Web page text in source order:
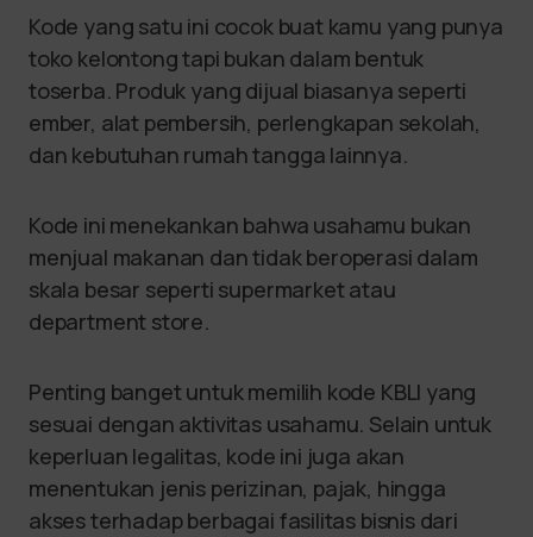
Kode yang satu ini cocok buat kamu yang punya
toko kelontong tapi bukan dalam bentuk
toserba. Produk yang dijual biasanya seperti
ember, alat pembersih, perlengkapan sekolah,
dan kebutuhan rumah tangga lainnya.
Kode ini menekankan bahwa usahamu bukan
menjual makanan dan tidak beroperasi dalam
skala besar seperti supermarket atau
department store.
Penting banget untuk memilih kode KBLI yang
sesuai dengan aktivitas usahamu. Selain untuk
keperluan legalitas, kode ini juga akan
menentukan jenis perizinan, pajak, hingga
akses terhadap berbagai fasilitas bisnis dari